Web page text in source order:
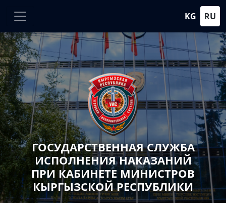
KG RU
ГОСУДАРСТВЕННАЯ СЛУЖБА
ИСПОЛНЕНИЯ НАКАЗАНИЙ
ПРИ КАБИНЕТЕ МИНИСТРОВ
КЫРГЫЗСКОЙ РЕСПУБЛИКИ